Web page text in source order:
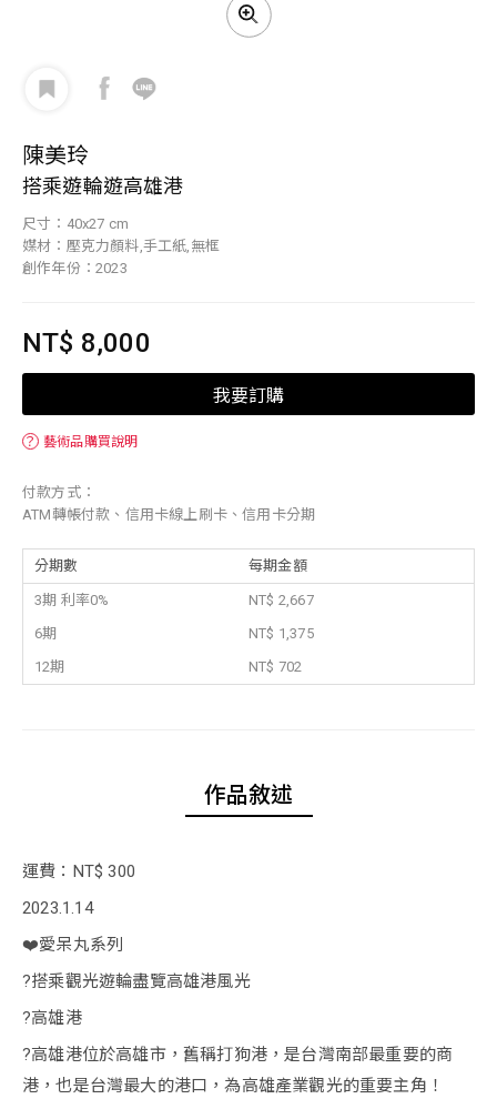
陳美玲
搭乘遊輪遊高雄港
尺寸：40x27 cm
媒材：壓克力顏料,手工紙,無框
創作年份：2023
NT$ 8,000
我要訂購
？ 藝術品購買說明
付款方式：
ATM轉帳付款、信用卡線上刷卡、信用卡分期
分期數 每期金額
3期 利率0%
NT$ 2,667
6期
NT$ 1,375
12期
NT$ 702
作品敘述
運費：NT$ 300
2023.1.14
❤️愛呆丸系列
?搭乘觀光遊輪盡覽高雄港風光
?高雄港
?高雄港位於高雄市，舊稱打狗港，是台灣南部最重要的商
港，也是台灣最大的港口，為高雄產業觀光的重要主角！